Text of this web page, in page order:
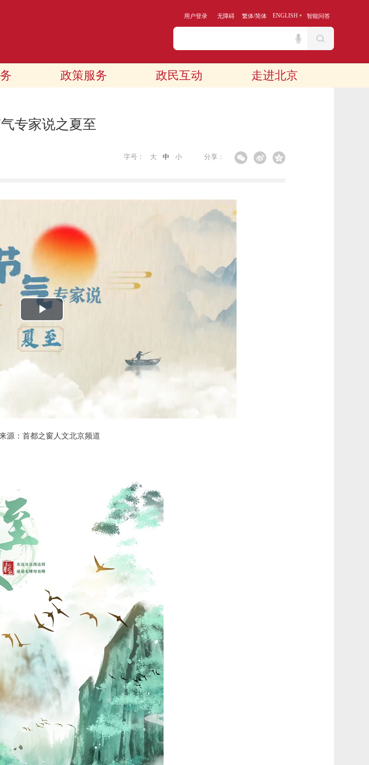
用户登录 无障碍 繁体/简体 ENGLISH 智能问答
政策服务 政民互动 走进北京
专家说之夏至
分享：
字号： 大 中 小
播
放
源：首都之窗人文北京频道